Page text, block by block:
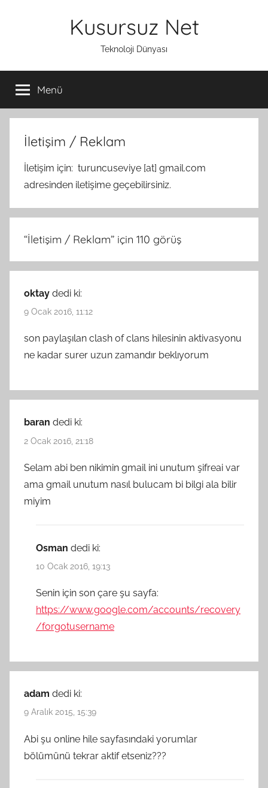
Kusursuz Net
Teknoloji Dünyası
Menü
İletişim / Reklam
İletişim için: turuncuseviye [at] gmail.com
adresinden iletişime geçebilirsiniz.
“İletişim / Reklam” için 110 görüş
oktay dedi ki:
9 Ocak 2016, 11:12
son paylaşılan clash of clans hilesinin aktivasyonu
ne kadar surer uzun zamandır beklıyorum
baran dedi ki:
2 Ocak 2016, 21:18
Selam abi ben nikimin gmail ini unutum şifreai var
ama gmail unutum nasıl bulucam bi bilgi ala bilir
miyim
Osman dedi ki:
10 Ocak 2016, 19:13
Senin için son çare şu sayfa:
https://www.google.com/accounts/recovery
/forgotusername
adam dedi ki:
9 Aralık 2015, 15:39
Abi şu online hile sayfasındaki yorumlar
bölümünü tekrar aktif etseniz???